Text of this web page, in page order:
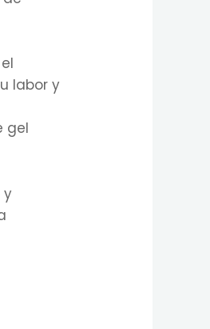
labor y
gel